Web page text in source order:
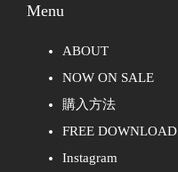
Menu
ABOUT
NOW ON SALE
購入方法
FREE DOWNLOAD
Instagram